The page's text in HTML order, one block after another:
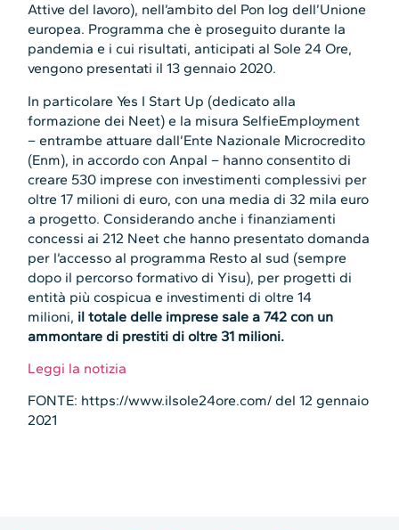
Attive del lavoro), nell’ambito del Pon Iog dell’Unione
europea. Programma che è proseguito durante la
pandemia e i cui risultati, anticipati al Sole 24 Ore,
vengono presentati il 13 gennaio 2020.
In particolare Yes I Start Up (dedicato alla
formazione dei Neet) e la misura SelfieEmployment
– entrambe attuare dall’Ente Nazionale Microcredito
(Enm), in accordo con Anpal – hanno consentito di
creare 530 imprese con investimenti complessivi per
oltre 17 milioni di euro, con una media di 32 mila euro
a progetto. Considerando anche i finanziamenti
concessi ai 212 Neet che hanno presentato domanda
per l’accesso al programma Resto al sud (sempre
dopo il percorso formativo di Yisu), per progetti di
entità più cospicua e investimenti di oltre 14
milioni, il totale delle imprese sale a 742 con un
ammontare di prestiti di oltre 31 milioni.
Leggi la notizia
FONTE: https://www.ilsole24ore.com/ del 12 gennaio
2021